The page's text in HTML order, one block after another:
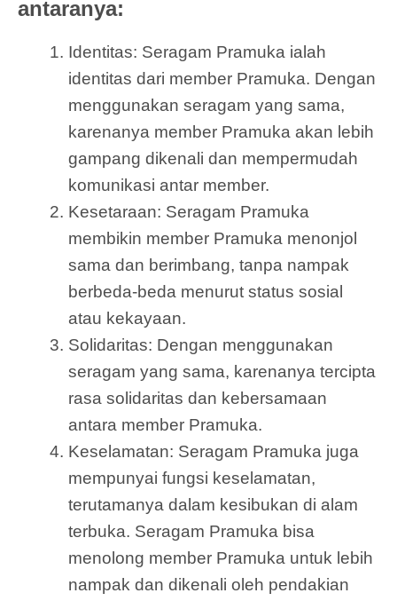
antaranya:
Identitas: Seragam Pramuka ialah
identitas dari member Pramuka. Dengan
menggunakan seragam yang sama,
karenanya member Pramuka akan lebih
gampang dikenali dan mempermudah
komunikasi antar member.
Kesetaraan: Seragam Pramuka
membikin member Pramuka menonjol
sama dan berimbang, tanpa nampak
berbeda-beda menurut status sosial
atau kekayaan.
Solidaritas: Dengan menggunakan
seragam yang sama, karenanya tercipta
rasa solidaritas dan kebersamaan
antara member Pramuka.
Keselamatan: Seragam Pramuka juga
mempunyai fungsi keselamatan,
terutamanya dalam kesibukan di alam
terbuka. Seragam Pramuka bisa
menolong member Pramuka untuk lebih
nampak dan dikenali oleh pendakian